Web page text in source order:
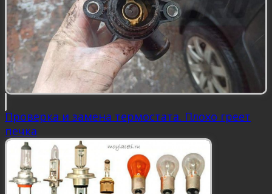
Проверка и замена термостата. Плохо греет
печка